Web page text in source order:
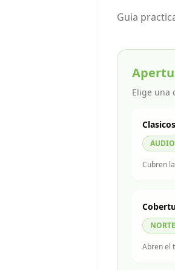
Guia
Elige una
AUDIO
Cubren
NORTE
Abren el